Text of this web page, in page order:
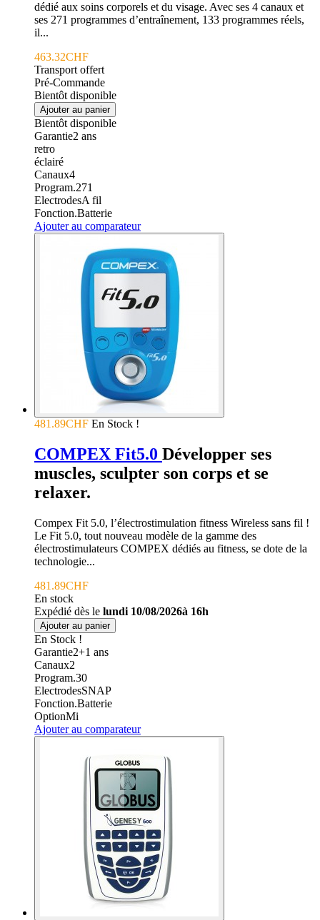
dédié aux soins corporels et du visage. Avec ses 4 canaux et
ses 271 programmes d’entraînement, 133 programmes réels,
il...
463.32CHF
Transport offert
Pré-Commande
Bientôt disponible
Ajouter au panier
Bientôt disponible
Garantie2 ans
retro
éclairé
Canaux4
Program.271
ElectrodesA fil
Fonction.Batterie
Ajouter au comparateur
481.89CHF En Stock !
COMPEX Fit5.0 Développer ses
muscles, sculpter son corps et se
relaxer.
Compex Fit 5.0, l’électrostimulation fitness Wireless sans fil !
Le Fit 5.0, tout nouveau modèle de la gamme des
électrostimulateurs COMPEX dédiés au fitness, se dote de la
technologie...
481.89CHF
En stock
Expédié dès le lundi 10/08/2026à 16h
Ajouter au panier
En Stock !
Garantie2+1 ans
Canaux2
Program.30
ElectrodesSNAP
Fonction.Batterie
OptionMi
Ajouter au comparateur